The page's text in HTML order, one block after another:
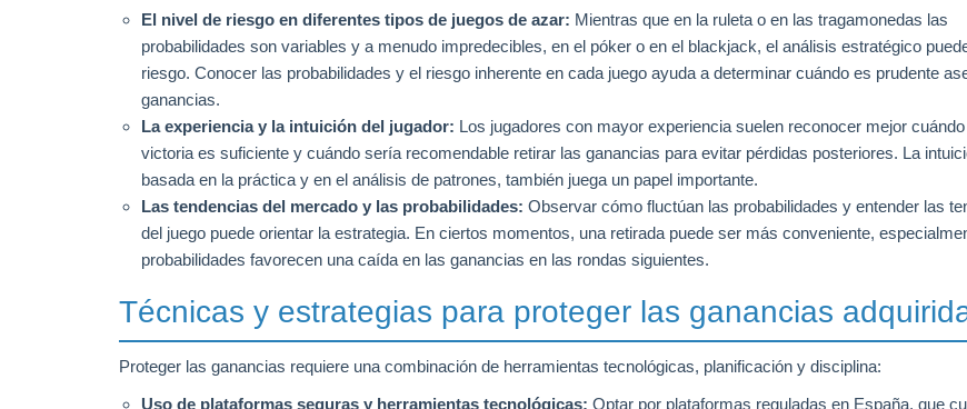
El nivel de riesgo en diferentes tipos de juegos de azar: Mientras que en la ruleta o en las tragamonedas las
probabilidades son variables y a menudo impredecibles, en el póker o en el blackjack, el análisis estratégico
riesgo. Conocer las probabilidades y el riesgo inherente en cada juego ayuda a determinar cuándo es prudente
ganancias.
La experiencia y la intuición del jugador: Los jugadores con mayor experiencia suelen reconocer mejor
victoria es suficiente y cuándo sería recomendable retirar las ganancias para evitar pérdidas posteriores. La
basada en la práctica y en el análisis de patrones, también juega un papel importante.
Las tendencias del mercado y las probabilidades: Observar cómo fluctúan las probabilidades y entender las
del juego puede orientar la estrategia. En ciertos momentos, una retirada puede ser más conveniente,
probabilidades favorecen una caída en las ganancias en las rondas siguientes.
Técnicas y estrategias para proteger las ganancias
Proteger las ganancias requiere una combinación de herramientas tecnológicas, planificación y disciplina:
Uso de plataformas seguras y herramientas tecnológicas: Optar por plataformas reguladas en España, que